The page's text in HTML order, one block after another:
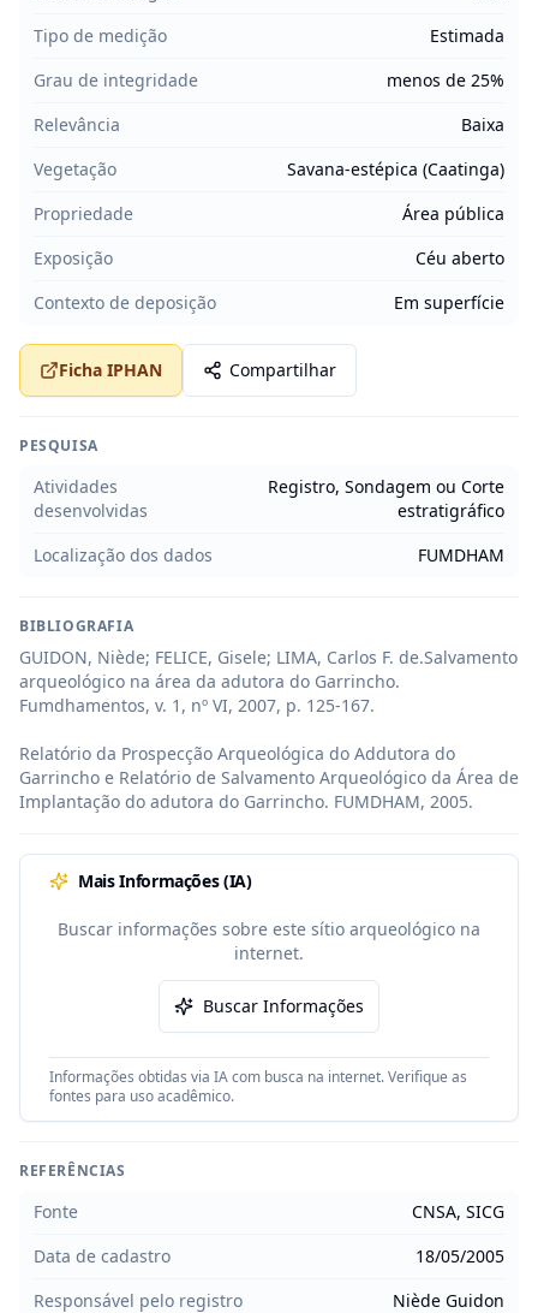
Tipo de medição
Estimada
Grau de integridade
menos de 25%
Relevância
Baixa
Vegetação
Savana-estépica (Caatinga)
Propriedade
Área pública
Exposição
Céu aberto
Contexto de deposição
Em superfície
Ficha IPHAN Compartilhar
PESQUISA
Atividades
desenvolvidas
Registro, Sondagem ou Corte
estratigráfico
Localização dos dados
FUMDHAM
BIBLIOGRAFIA
GUIDON, Niède; FELICE, Gisele; LIMA, Carlos F. de.Salvamento
arqueológico na área da adutora do Garrincho.
Fumdhamentos, v. 1, nº VI, 2007, p. 125-167.
Relatório da Prospecção Arqueológica do Addutora do
Garrincho e Relatório de Salvamento Arqueológico da Área de
Implantação do adutora do Garrincho. FUMDHAM, 2005.
Mais Informações (IA)
Buscar informações sobre este sítio arqueológico na
internet.
Buscar Informações
Informações obtidas via IA com busca na internet. Verifique as
fontes para uso acadêmico.
REFERÊNCIAS
Fonte
CNSA, SICG
Data de cadastro
18/05/2005
Responsável pelo registro
Niède Guidon